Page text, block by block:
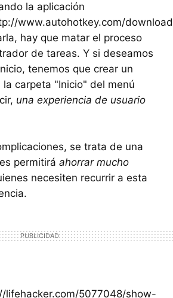
la aplicación
www.autohotkey.com/
hay que matar el proceso
de tareas. Y si deseamos
tenemos que crear un
carpeta "Inicio" del menú
una experiencia de usuario
se trata de una
permitirá ahorrar mucho
necesiten recurrir a esta
lifehacker.com/5077048/show-